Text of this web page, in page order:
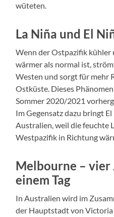
wüteten.
La Niña und El
Wenn der Ostpazifik kühler
wärmer als normal ist,
Westen und sorgt für mehr
Ostküste. Dieses
Sommer 2020/2021
Im Gegensatz dazu bringt
Australien, weil die feuchte
Westpazifik in Richtung
Melbourne – vier
einem Tag
In Australien wird im
der Hauptstadt von